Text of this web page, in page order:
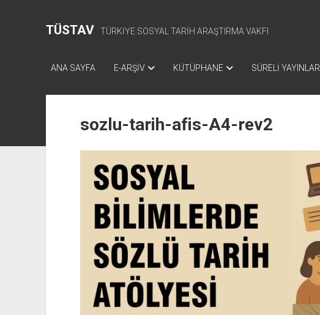
TÜSTAV TÜRKİYE SOSYAL TARİH ARAŞTIRMA VAKFI
ANA SAYFA E-ARŞİV KÜTÜPHANE SÜRELİ YAYINLAR
sozlu-tarih-afis-A4-rev2